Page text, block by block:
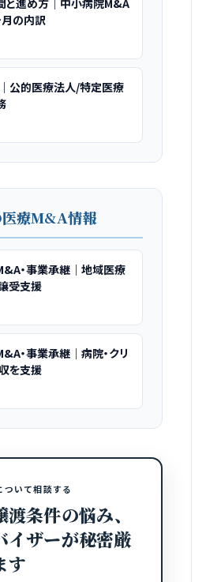
と進め方｜中小病院M&A
の内訳
公的医療法人/特定医療
医療M&A情報
・事業承継｜地域医療
受支援
・事業承継｜病院・クリ
を支援
いて相談する
条件の悩み、
イザーが秘密厳
す